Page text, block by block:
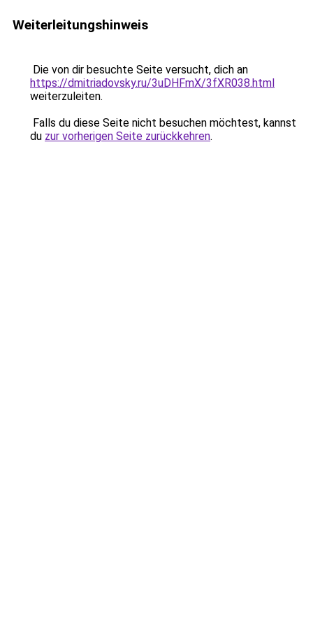
Weiterleitungshinweis
Die von dir besuchte Seite versucht, dich an
https://dmitriadovsky.ru/3uDHFmX/3fXR038.html
weiterzuleiten.
Falls du diese Seite nicht besuchen möchtest, kannst
du zur vorherigen Seite zurückkehren.